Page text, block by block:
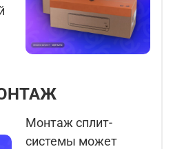
Монтаж сплит-
системы может